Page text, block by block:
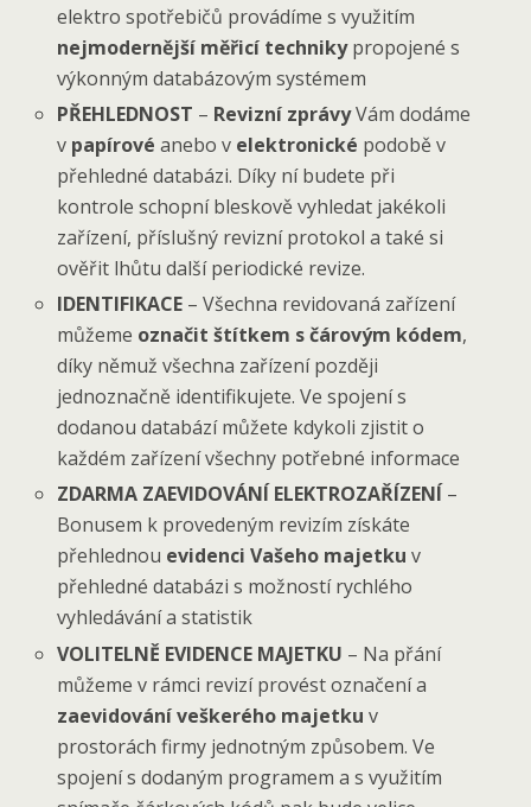
elektro spotřebičů provádíme s využitím
nejmodernější měřicí technikypropojené s
výkonným databázovým systémem
PŘEHLEDNOST – Revizní zprávyVám dodáme
v papírové anebo v elektronické podobě v
přehledné databázi. Díky ní budete při
kontrole schopní bleskově vyhledat jakékoli
zařízení, příslušný revizní protokol a také si
ověřit lhůtu další periodické revize.
IDENTIFIKACE – Všechna revidovaná zařízení
můžeme označit štítkem s čárovým kódem,
díky němuž všechna zařízení později
jednoznačně identifikujete. Ve spojení s
dodanou databází můžete kdykoli zjistit o
každém zařízení všechny potřebné informace
ZDARMA ZAEVIDOVÁNÍ ELEKTROZAŘÍZENÍ –
Bonusem k provedeným revizím získáte
přehlednou evidenci Vašeho majetku v
přehledné databázi s možností rychlého
vyhledávání a statistik
VOLITELNĚ EVIDENCE MAJETKU – Na přání
můžeme v rámci revizí provést označení a
zaevidování veškerého majetku v
prostorách firmy jednotným způsobem. Ve
spojení s dodaným programem a s využitím